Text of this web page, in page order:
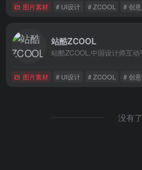
图片素材 # UI设计 # ZCOOL # 创意
站酷ZCOOL
图片素材 # UI设计 # ZCOOL # 创意
没有了